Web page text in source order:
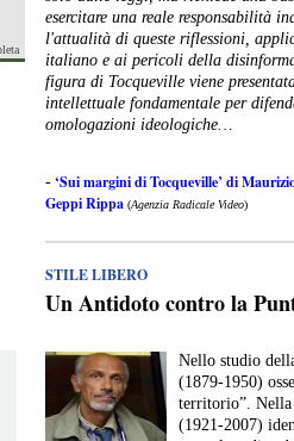
esercitare una reale responsabilità
l'attualità di queste riflessioni,
italiano e ai pericoli della
figura di Tocqueville viene
intellettuale fondamentale per
omologazioni ideologiche…
- ‘Sui margini di Tocqueville’ di
Geppi Rippa (Agenzia Radicale Video)
STILE LIBERO
Un Antidoto contro la
Nello studio
(1879-1950)
territorio”. Nella
(1921-2007)